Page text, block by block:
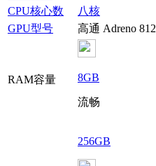
CPU核心数
八核
GPU型号
高通 Adreno 812
RAM容量 8GB
流畅
256GB